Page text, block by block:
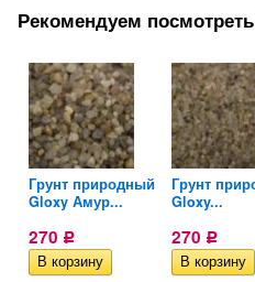
Рекомендуем посмотреть
Грунт природный
Gloxy Амур...
270 Р
Грунт
Gloxy...
270 Р